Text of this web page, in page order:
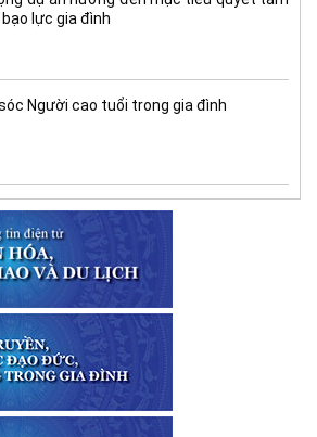
lực gia đình
Người cao tuổi trong gia đình